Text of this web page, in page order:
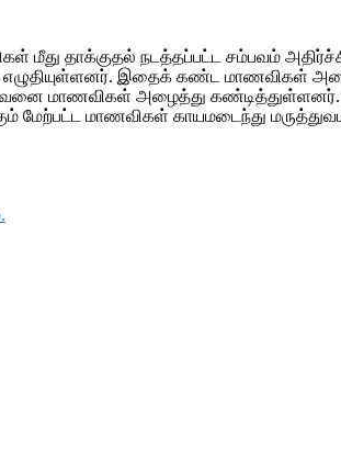
தாக்குதல் நடத்தப்பட்ட சம்பவம்
எழுதியுள்ளனர். இதைக் கண்ட மாணவிகள்
மாணவிகள் அழைத்து கண்டித்துள்ளனர்.
மாணவிகள் காயமடைந்து